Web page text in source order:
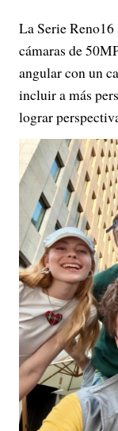
La Serie
cámaras de
angular con un
incluir a más
lograr